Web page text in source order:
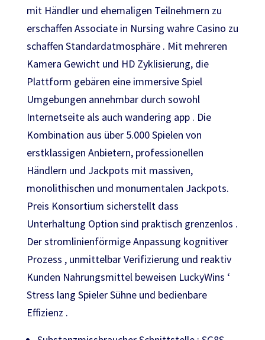
mit Händler und ehemaligen Teilnehmern zu
erschaffen Associate in Nursing wahre Casino zu
schaffen Standardatmosphäre . Mit mehreren
Kamera Gewicht und HD Zyklisierung, die
Plattform gebären eine immersive Spiel
Umgebungen annehmbar durch sowohl
Internetseite als auch wandering app . Die
Kombination aus über 5.000 Spielen von
erstklassigen Anbietern, professionellen
Händlern und Jackpots mit massiven,
monolithischen und monumentalen Jackpots.
Preis Konsortium sicherstellt dass
Unterhaltung Option sind praktisch grenzenlos .
Der stromlinienförmige Anpassung kognitiver
Prozess , unmittelbar Verifizierung und reaktiv
Kunden Nahrungsmittel beweisen LuckyWins ‘
Stress lang Spieler Sühne und bedienbare
Effizienz .